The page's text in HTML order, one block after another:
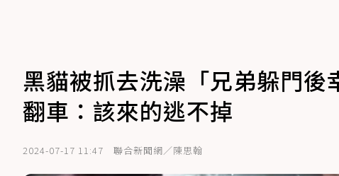
黑貓被抓去洗澡「兄弟躲門
翻車：該來的逃不掉
2024-07-17 11:47 聯合新聞網／陳思翰